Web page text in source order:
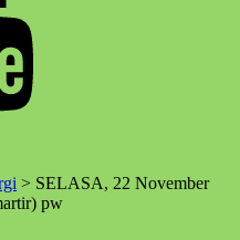
> SELASA, 22 November
pw